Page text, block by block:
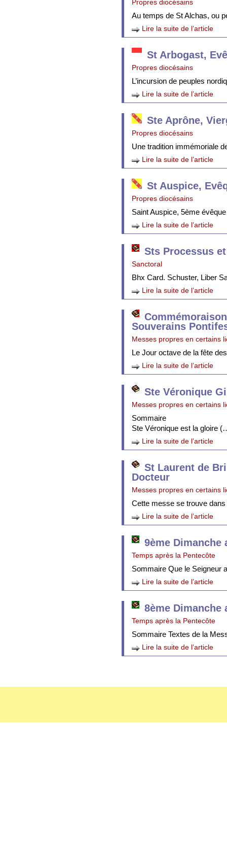
Propres diocésains
Au temps de St Alchas, ou
Lire la suite de l’article
St Arbogast,
Propres diocésains
L’incursion de peuples
Lire la suite de l’article
Ste Aprône,
Propres diocésains
Une tradition immémoriale
Lire la suite de l’article
St Auspice,
Propres diocésains
Saint Auspice, 5ème
Lire la suite de l’article
Sts Processus
Sanctoral
Bhx Card. Schuster, Liber
Lire la suite de l’article
Souverains
Messes propres en certains
Le Jour octave de la fête
Lire la suite de l’article
Ste Véronique
Messes propres en certains
Sommaire
Ste Véronique est la gloire
Lire la suite de l’article
St Laurent de
Docteur
Messes propres en certains
Cette messe se trouve
Lire la suite de l’article
9ème Dimanche
Temps après la Pentecôte
Sommaire Que le Seigneur
Lire la suite de l’article
8ème Dimanche
Temps après la Pentecôte
Sommaire Textes de la
Lire la suite de l’article